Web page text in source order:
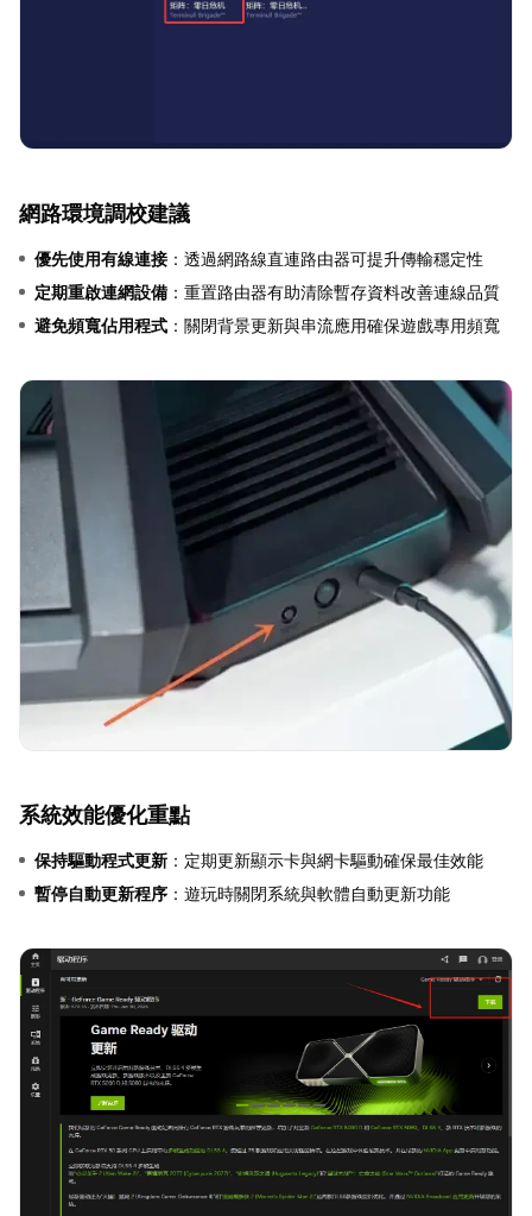
網路環境調校建議
優先使用有線連接 ：透過網路線直連路由器可提升傳輸穩定性
定期重啟連網設備 ：重置路由器有助清除暫存資料改善連線品質
避免頻寬佔用程式 ：關閉背景更新與串流應用確保遊戲專用頻寬
系統效能優化重點
保持驅動程式更新 ：定期更新顯示卡與網卡驅動確保最佳效能
暫停自動更新程序 ：遊玩時關閉系統與軟體自動更新功能